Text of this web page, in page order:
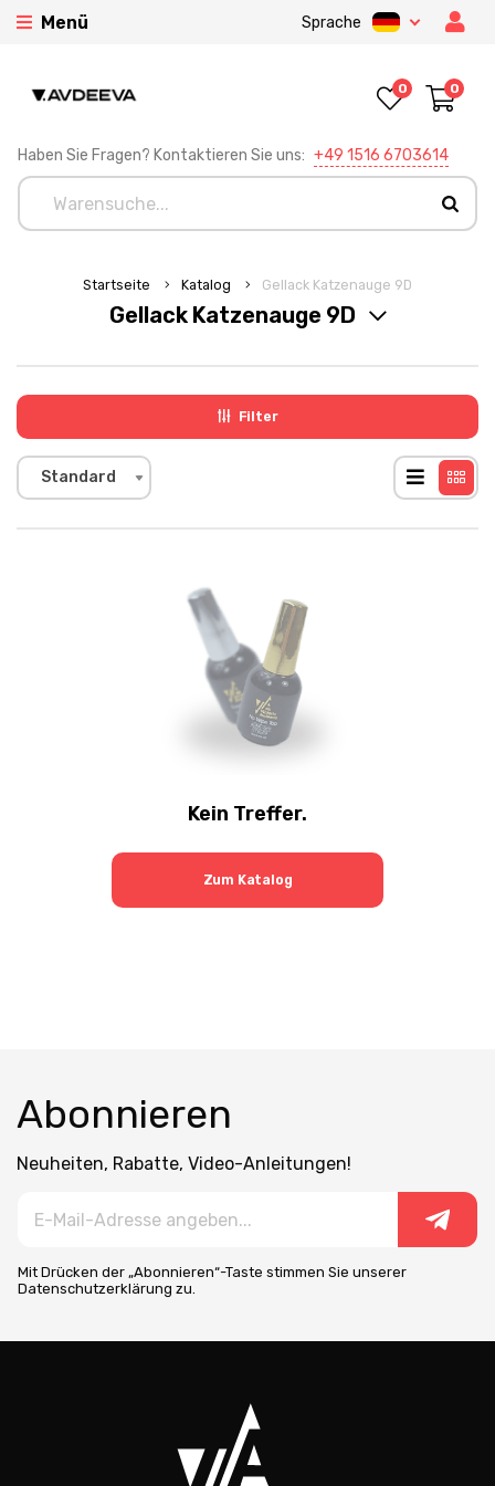
Menü Sprache
Haben Sie Fragen? Kontaktieren Sie uns: +49 1516 6703614
0 0
Startseite Katalog Gellack Katzenauge 9D
Gellack Katzenauge 9D
Filter
Standard
Kein Treffer.
Zum Katalog
Abonnieren
Neuheiten, Rabatte, Video-Anleitungen!
Mit Drücken der „Abonnieren“-Taste stimmen Sie unserer
Datenschutzerklärung zu.